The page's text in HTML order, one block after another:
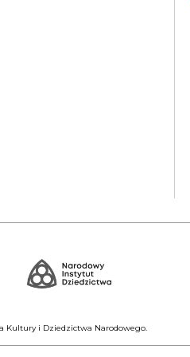
Kultury i Dziedzictwa Narodowego.